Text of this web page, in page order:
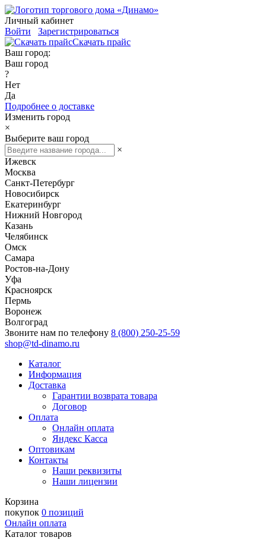
Личный кабинет
Войти
Зарегистрироваться
Скачать прайс
Ваш город:
Ваш город
?
Нет
Да
Подробнее о доставке
Изменить город
×
Выберите ваш город
×
Ижевск
Москва
Санкт-Петербург
Новосибирск
Екатеринбург
Нижний Новгород
Казань
Челябинск
Омск
Самара
Ростов-на-Дону
Уфа
Красноярск
Пермь
Воронеж
Волгоград
Звоните нам по телефону 8 (800) 250-25-59
shop@td-dinamo.ru
Каталог
Информация
Доставка
Гарантии возврата товара
Договор
Оплата
Онлайн оплата
Яндекс Касса
Оптовикам
Контакты
Наши реквизиты
Наши лицензии
Корзина
покупок 0 позиций
Онлайн оплата
Каталог товаров